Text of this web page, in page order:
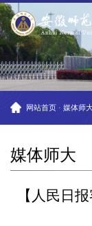
网站首页 · 媒体师
媒体师大
【人民日